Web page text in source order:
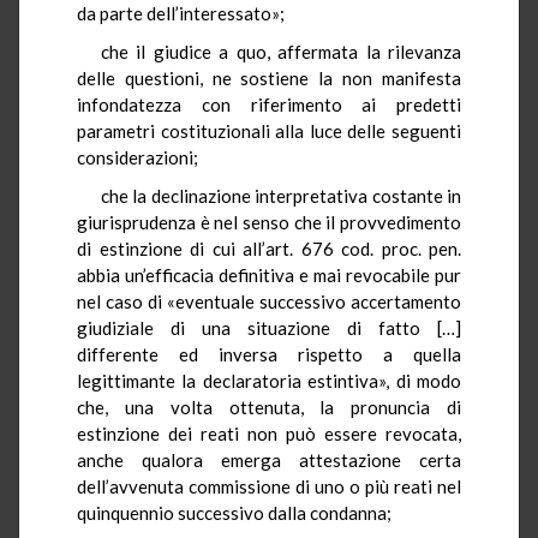
da parte dell’interessato»;
che il giudice a quo, affermata la rilevanza
delle questioni, ne sostiene la non manifesta
infondatezza con riferimento ai predetti
parametri costituzionali alla luce delle seguenti
considerazioni;
che la declinazione interpretativa costante in
giurisprudenza è nel senso che il provvedimento
di estinzione di cui all’art. 676 cod. proc. pen.
abbia un’efficacia definitiva e mai revocabile pur
nel caso di «eventuale successivo accertamento
giudiziale di una situazione di fatto […]
differente ed inversa rispetto a quella
legittimante la declaratoria estintiva», di modo
che, una volta ottenuta, la pronuncia di
estinzione dei reati non può essere revocata,
anche qualora emerga attestazione certa
dell’avvenuta commissione di uno o più reati nel
quinquennio successivo dalla condanna;